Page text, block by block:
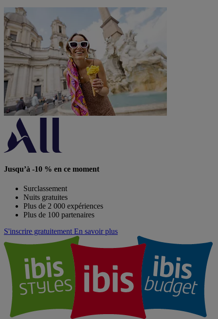
Jusqu’à -10 % en ce moment
Surclassement
Nuits gratuites
Plus de 2 000 expériences
Plus de 100 partenaires
S'inscrire gratuitement En savoir plus